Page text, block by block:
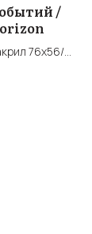
/
76х56/